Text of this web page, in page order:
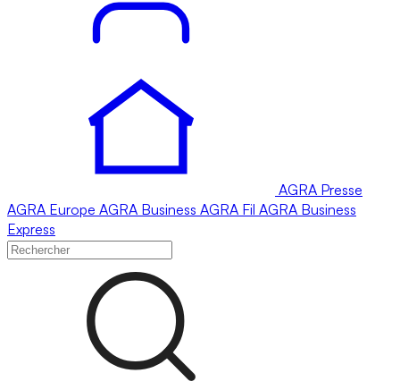
AGRA Presse
AGRA Europe AGRA Business AGRA Fil AGRA Business
Express